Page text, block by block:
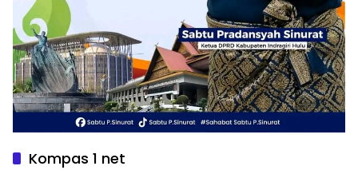
Kompas 1 net